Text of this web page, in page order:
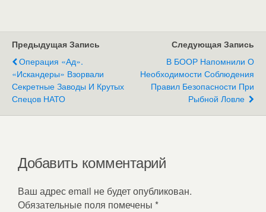
Предыдущая Запись
Операция «Ад».
«Искандеры» Взорвали
Секретные Заводы И Крутых
Спецов НАТО
Следующая Запись
В БООР Напомнили О
Необходимости Соблюдения
Правил Безопасности При
Рыбной Ловле
Добавить комментарий
Ваш адрес email не будет опубликован.
Обязательные поля помечены *